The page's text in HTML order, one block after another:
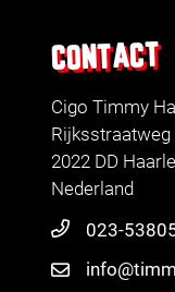
CONTACT
Cigo Timmy
Rijksstraatweg
2022 DD
Nederland
023-